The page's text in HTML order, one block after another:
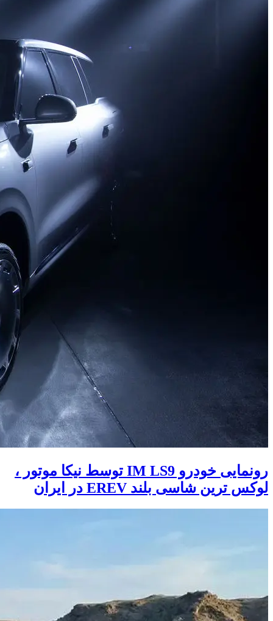
رونمایی خودرو IM LS9 توسط نیکا موتور ،
لوکس ترین شاسی بلند EREV در ایران